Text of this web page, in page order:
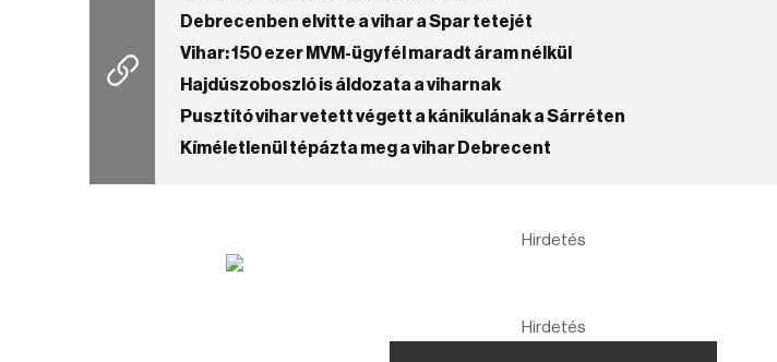
Debrecenben elvitte a vihar a Spar tetejét
Vihar: 150 ezer MVM-ügyfél maradt áram nélkül
Hajdúszoboszló is áldozata a viharnak
Pusztító vihar vetett végett a kánikulának a Sárréten
Kíméletlenül tépázta meg a vihar Debrecent
Hirdetés
Hirdetés